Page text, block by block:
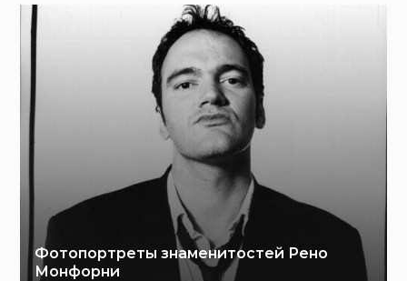
Фотопортреты знаменитостей Рено
Монфорни